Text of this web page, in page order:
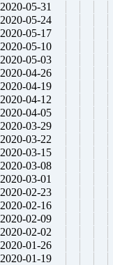
2020-05-31
2020-05-24
2020-05-17
2020-05-10
2020-05-03
2020-04-26
2020-04-19
2020-04-12
2020-04-05
2020-03-29
2020-03-22
2020-03-15
2020-03-08
2020-03-01
2020-02-23
2020-02-16
2020-02-09
2020-02-02
2020-01-26
2020-01-19